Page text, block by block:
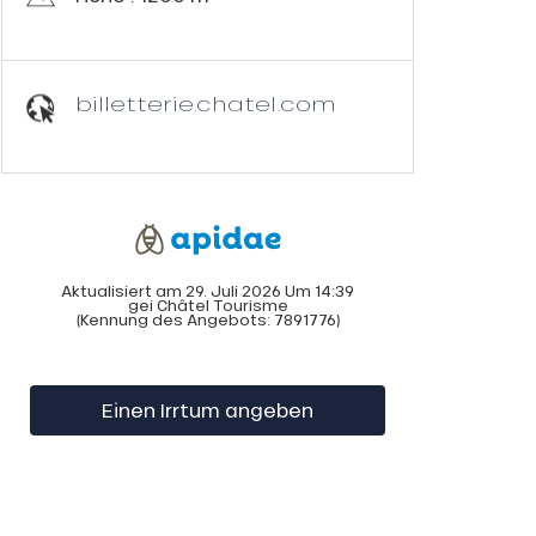
billetterie.chatel.com
Aktualisiert am 29. Juli 2026 Um 14:39
gei Châtel Tourisme
(Kennung des Angebots: 7891776)
Einen Irrtum angeben